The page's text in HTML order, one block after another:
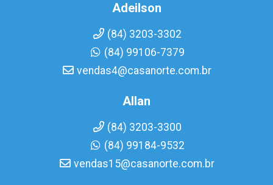
Adeilson
(84) 3203-3302
(84) 99106-7379
vendas4@casanorte.com.br
Allan
(84) 3203-3300
(84) 99184-9532
vendas15@casanorte.com.br